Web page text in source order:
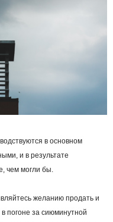
в основном
и в результате
чем могли бы.
желанию продать и
погоне за сиюминутной